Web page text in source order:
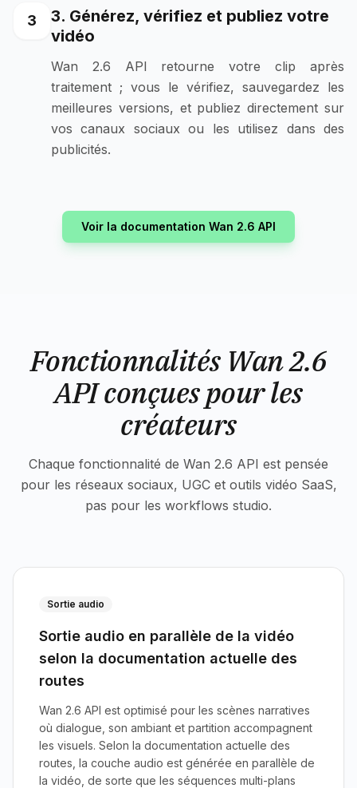
3
3. Générez, vérifiez et publiez votre
vidéo
Wan 2.6 API retourne votre clip après
traitement ; vous le vérifiez, sauvegardez les
meilleures versions, et publiez directement sur
vos canaux sociaux ou les utilisez dans des
publicités.
Voir la documentation Wan 2.6 API
Fonctionnalités Wan 2.6
API conçues pour les
créateurs
Chaque fonctionnalité de Wan 2.6 API est pensée
pour les réseaux sociaux, UGC et outils vidéo SaaS,
pas pour les workflows studio.
Sortie audio
Sortie audio en parallèle de la vidéo
selon la documentation actuelle des
routes
Wan 2.6 API est optimisé pour les scènes narratives
où dialogue, son ambiant et partition accompagnent
les visuels. Selon la documentation actuelle des
routes, la couche audio est générée en parallèle de
la vidéo, de sorte que les séquences multi-plans